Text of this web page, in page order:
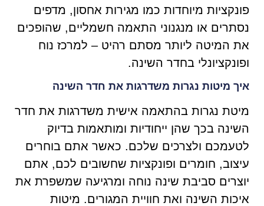
פונקציות מיוחדות כמו מגירות אחסון, מדפים
נסתרים או מנגנוני התאמה חשמליים, שהופכים
את המיטה ליותר מסתם רהיט – למרכז נוח
ופונקציונלי בחדר השינה.
איך מיטות נגרות משדרגות את חדר השינה
מיטת נגרות בהתאמה אישית משדרגות את חדר
השינה בכך שהן ייחודיות ומותאמות בדיוק
לטעמכם ולצרכים שלכם. כאשר אתם בוחרים
עיצוב, חומרים ופונקציות שחשובים לכם, אתם
יוצרים סביבת שינה נוחה ומרגיעה שמשפרת את
איכות השינה ואת חוויית המגורים. מיטות